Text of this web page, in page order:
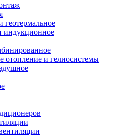
геотермальное
индукционное
отопление и гелиосистемы